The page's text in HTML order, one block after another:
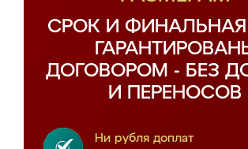
СРОК И
ДОГОВОРОМ - БЕЗ
И ПЕРЕНОСОВ
Ни рубля доплат